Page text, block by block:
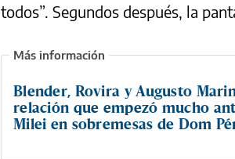
todos”. Segundos después, la
Blender, Rovira y Augusto
relación que empezó mucho
Milei en sobremesas de Dom